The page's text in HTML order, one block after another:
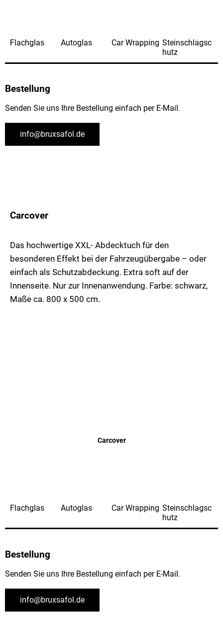
Flachglas Autoglas Car Wrapping Steinschlagsc
hutz
Bestellung
Senden Sie uns Ihre Bestellung einfach per E-Mail.
info@bruxsafol.de
Carcover
Das hochwertige XXL- Abdecktuch für den
besonderen Effekt bei der Fahrzeugübergabe – oder
einfach als Schutzabdeckung. Extra soft auf der
Innenseite. Nur zur Innenanwendung. Farbe: schwarz,
Maße ca. 800 x 500 cm.
Carcover
Flachglas Autoglas Car Wrapping Steinschlagsc
hutz
Bestellung
Senden Sie uns Ihre Bestellung einfach per E-Mail.
info@bruxsafol.de